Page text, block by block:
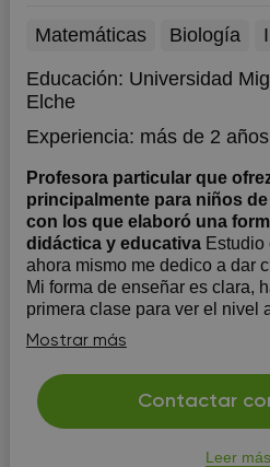
Matemáticas Biología
Educación: Universidad
Elche
Experiencia: más de 2 años
Profesora particular que
principalmente para niños
con los que elaboró una
didáctica y educativa
ahora mismo me dedico a dar
Mi forma de enseñar es clara,
primera clase para ver el nivel
base a ello elaboró un plan de
para que los niños aprendan y
Mostrar más
Contactar
Leer más